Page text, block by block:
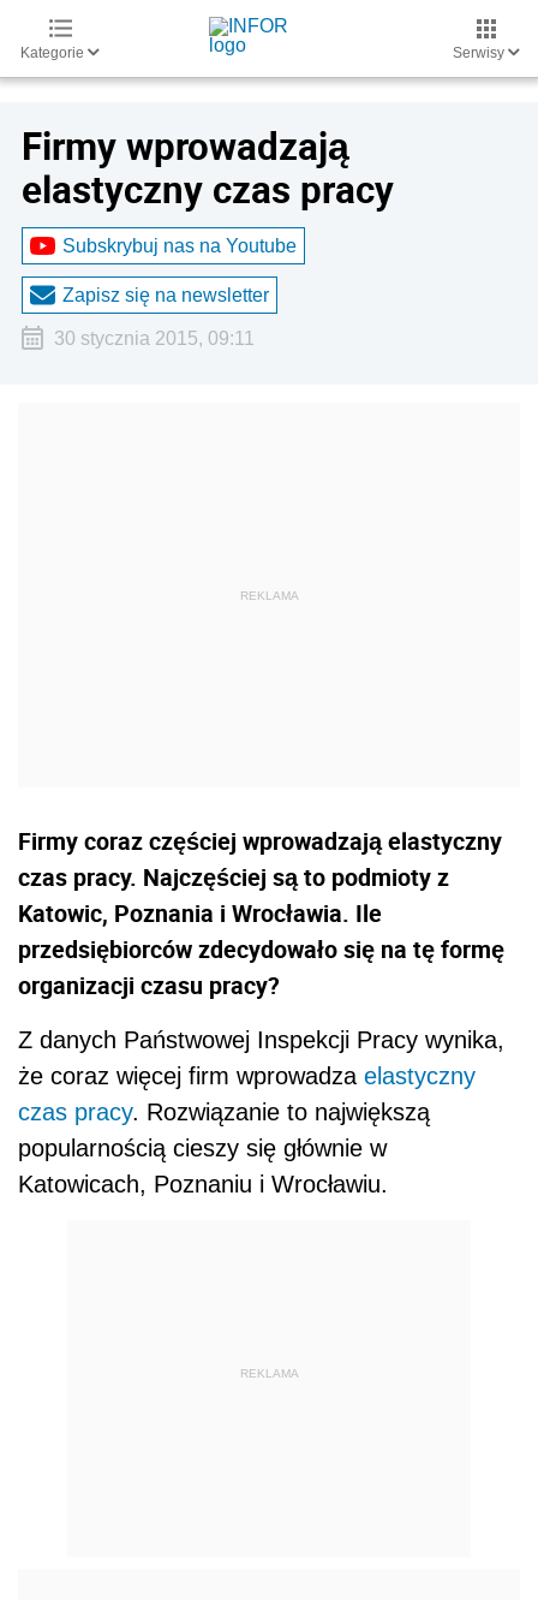
Kategorie Serwisy
Firmy wprowadzają
elastyczny czas pracy
Subskrybuj nas na Youtube
Zapisz się na newsletter
30 stycznia 2015, 09:11
Firmy coraz częściej wprowadzają elastyczny
czas pracy. Najczęściej są to podmioty z
Katowic, Poznania i Wrocławia. Ile
przedsiębiorców zdecydowało się na tę formę
organizacji czasu pracy?
Z danych Państwowej Inspekcji Pracy wynika,
że coraz więcej firm wprowadza elastyczny
czas pracy. Rozwiązanie to największą
popularnością cieszy się głównie w
Katowicach, Poznaniu i Wrocławiu.
REKLAMA